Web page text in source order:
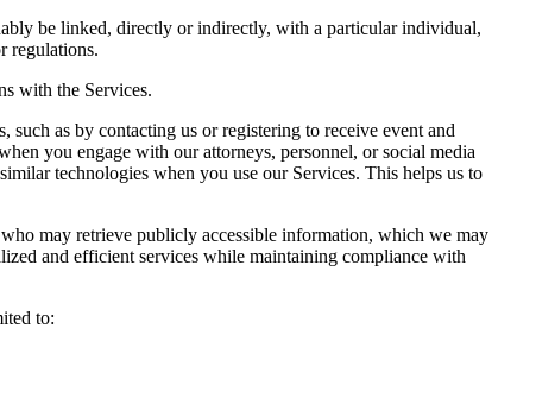
be linked, directly or indirectly, with a particular individual,
regulations.
with the Services.
as by contacting us or registering to receive event and
you engage with our attorneys, personnel, or social media
technologies when you use our Services. This helps us to
may retrieve publicly accessible information, which we may
and efficient services while maintaining compliance with
to: